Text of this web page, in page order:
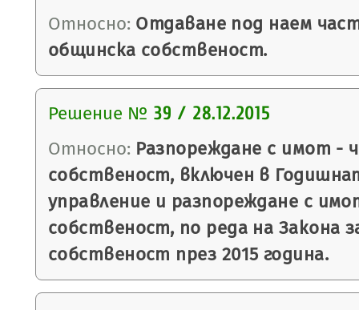
Относно: Отдаване под наем
общинска собственост.
Решение № 39 / 28.12.2015
Относно: Разпореждане с имот -
собственост, включен в
управление и разпореждане с
собственост, по реда на Закона
собственост през 2015 година.